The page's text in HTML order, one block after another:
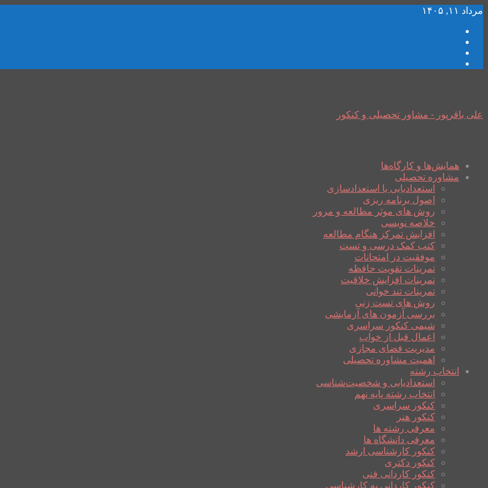
مرداد ۱۱, ۱۴۰۵
علی باقرپور - مشاور تحصیلی و کنکور
همایش‌ها و کارگاه‌ها
مشاوره تحصیلی
استعدادیابی یا استعدادسازی
اصول برنامه ریزی
روش های موثر مطالعه و مرور
خلاصه نویسی
افزایش تمرکز هنگام مطالعه
کتب کمک درسی و تست
موفقیت در امتحانات
تمرینات تقویت حافظه
تمرینات افزایش خلاقیت
تمرینات تند خوانی
روش های تست زنی
بررسی آزمون های آزمایشی
شیمی کنکور سراسری
اعمال قبل از خواب
مدیریت فضای مجازی
اهمیت مشاوره تحصیلی
انتخاب رشته
استعدادیابی و شخصیت‌شناسی
انتخاب رشته پایه نهم
کنکور سراسری
کنکور هنر
معرفی رشته ها
معرفی دانشگاه ها
کنکور کارشناسی ارشد
کنکور دکتری
کنکور کاردانی فنی
کنکور کاردانی به کارشناسی